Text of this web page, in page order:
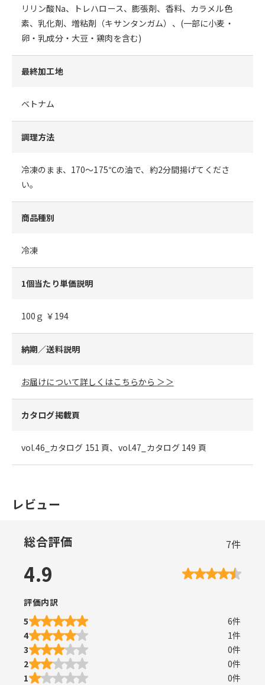
リリン酸Na、トレハロース、膨張剤、香料、カラメル色
素、乳化剤、増粘剤（キサンタンガム）、(一部に小麦・
卵・乳成分・大豆・鶏肉を含む)
最終加工地
ベトナム
調理方法
冷凍のまま、170～175℃の油で、約2分間揚げてくださ
い。
商品種別
冷凍
1個当たり単価説明
100ｇ ￥194
納期／送料説明
お届けについて詳しくはこちらから ＞＞
カタログ掲載頁
vol.46_カタログ 151 頁、vol.47_カタログ 149 頁
レビュー
総合評価 7件
4.9
評価内訳
5
6件
4
1件
3
0件
2
0件
1
0件